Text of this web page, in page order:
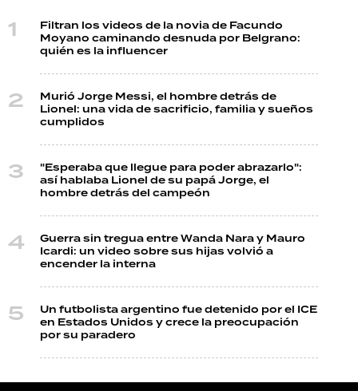
Filtran los videos de la novia de Facundo
Moyano caminando desnuda por Belgrano:
quién es la influencer
Murió Jorge Messi, el hombre detrás de
Lionel: una vida de sacrificio, familia y sueños
cumplidos
"Esperaba que llegue para poder abrazarlo":
así hablaba Lionel de su papá Jorge, el
hombre detrás del campeón
Guerra sin tregua entre Wanda Nara y Mauro
Icardi: un video sobre sus hijas volvió a
encender la interna
Un futbolista argentino fue detenido por el ICE
en Estados Unidos y crece la preocupación
por su paradero